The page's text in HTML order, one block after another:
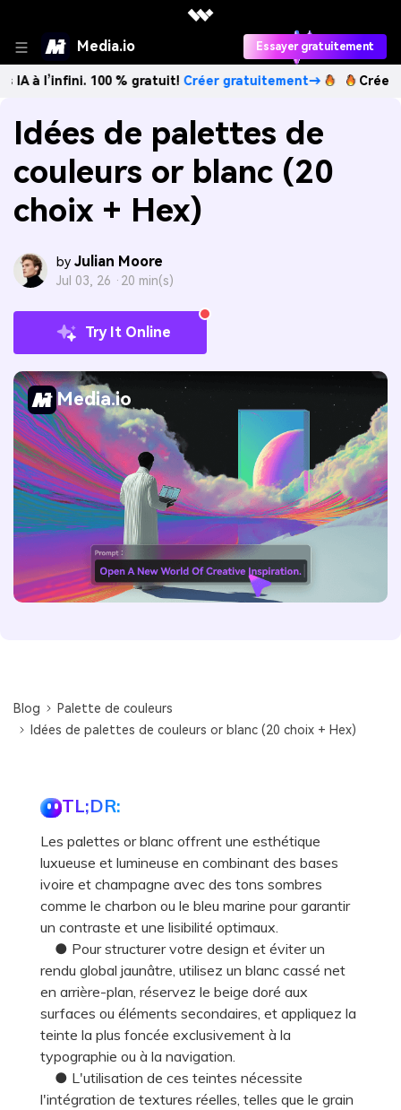
Media.io Essayer gratuitement
100 % gratuit!Créer gratuitement→ Créez des
Idées de palettes de
couleurs or blanc (20
choix + Hex)
by Julian Moore
Jul 03, 26 · 20 min(s)
Try It Online
Media.io
Blog
Palette de couleurs
Idées de palettes de couleurs or blanc (20 choix + Hex)
TL;DR:
Les palettes or blanc offrent une esthétique
luxueuse et lumineuse en combinant des bases
ivoire et champagne avec des tons sombres
comme le charbon ou le bleu marine pour garantir
un contraste et une lisibilité optimaux.
● Pour structurer votre design et éviter un
rendu global jaunâtre, utilisez un blanc cassé net
en arrière-plan, réservez le beige doré aux
surfaces ou éléments secondaires, et appliquez la
teinte la plus foncée exclusivement à la
typographie ou à la navigation.
● L'utilisation de ces teintes nécessite
l'intégration de textures réelles, telles que le grain